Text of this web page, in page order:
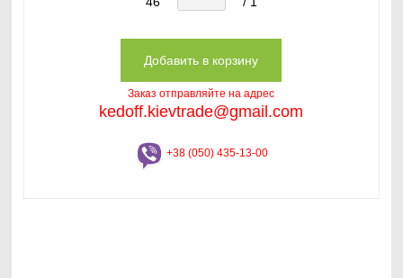
Заказ отправляйте на адрес
kedoff.kievtrade@gmail.com
+38 (050) 435-13-00